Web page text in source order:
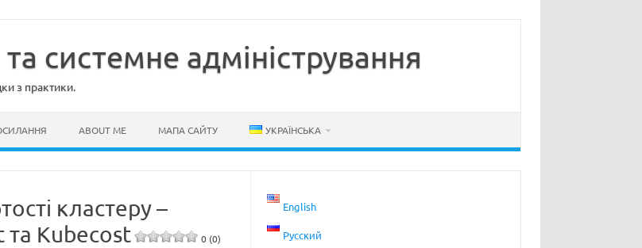
системне адміністрування
з практики.
ABOUT ME МАПА САЙТУ УКРАЇНСЬКА
кластеру –
Kubecost
0 (0)
English
Русский